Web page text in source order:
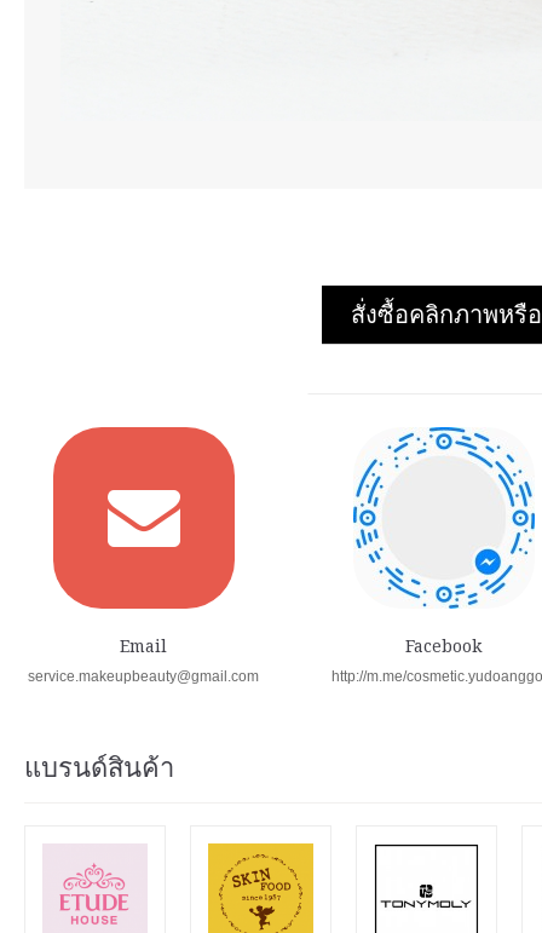
สั่งซื้อคลิกภาพหรื
Email
service.makeupbeauty@gmail.com
Facebook
http://m.me/
แบรนด์สินค้า